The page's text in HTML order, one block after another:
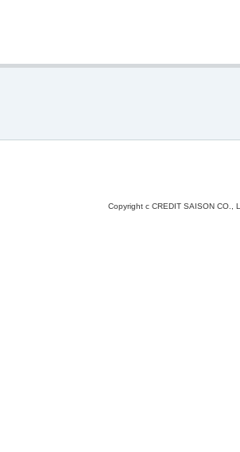
Copyright c CREDIT SAISON CO.,